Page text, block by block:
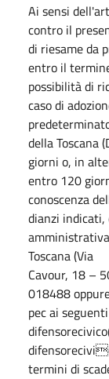
Ai sensi
contro il
di riesame da
entro il
possibilità di
caso di
della Toscana
giorni o, in
entro 120
conoscenza
dianzi indicati,
Toscana (Via
Cavour, 18 –
018488
pec ai
termini di